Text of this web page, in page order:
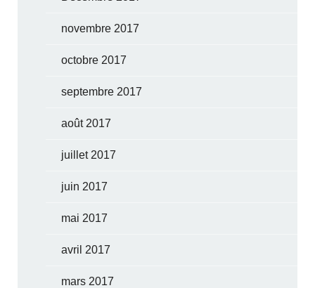
novembre 2017
octobre 2017
septembre 2017
août 2017
juillet 2017
juin 2017
mai 2017
avril 2017
mars 2017